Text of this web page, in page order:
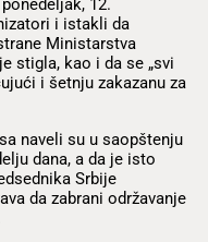
12.
i istakli da
Ministarstva
stigla, kao i da se „svi
i šetnju zakazanu za
naveli su u saopštenju
dana, a da je isto
Srbije
da zabrani održavanje